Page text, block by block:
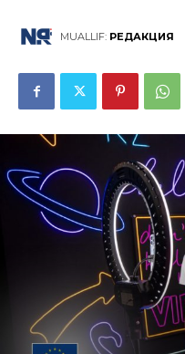
MUALLIF: РЕДАКЦИЯ